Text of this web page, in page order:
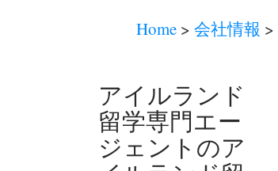
Home > 会社情報 >
アイルランド
留学専門エー
ジェントのア